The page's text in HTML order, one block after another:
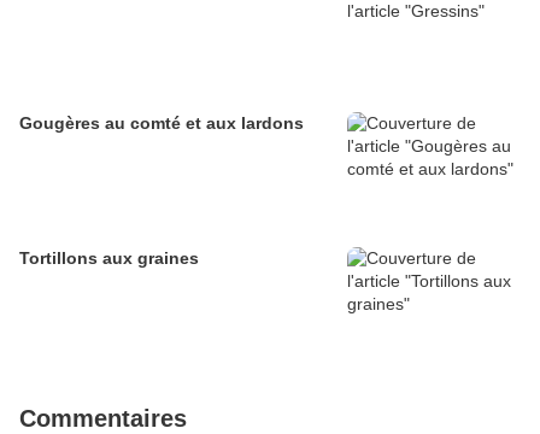
Gougères au comté et aux lardons
Tortillons aux graines
Commentaires